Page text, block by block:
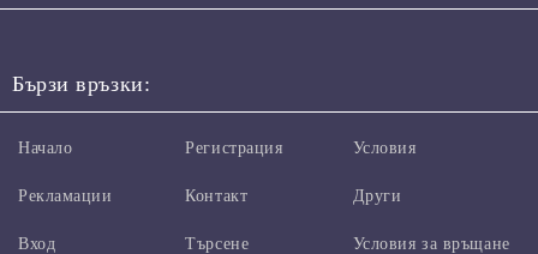
Бързи връзки:
Начало
Рекламации
Вход
Регистрация
Контакт
Търсене
Условия
Други
Условия за връщане